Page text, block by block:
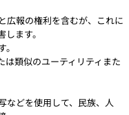
広報の権利を含むが、これに
ます。
は類似のユーティリティまた
などを使用して、民族、人